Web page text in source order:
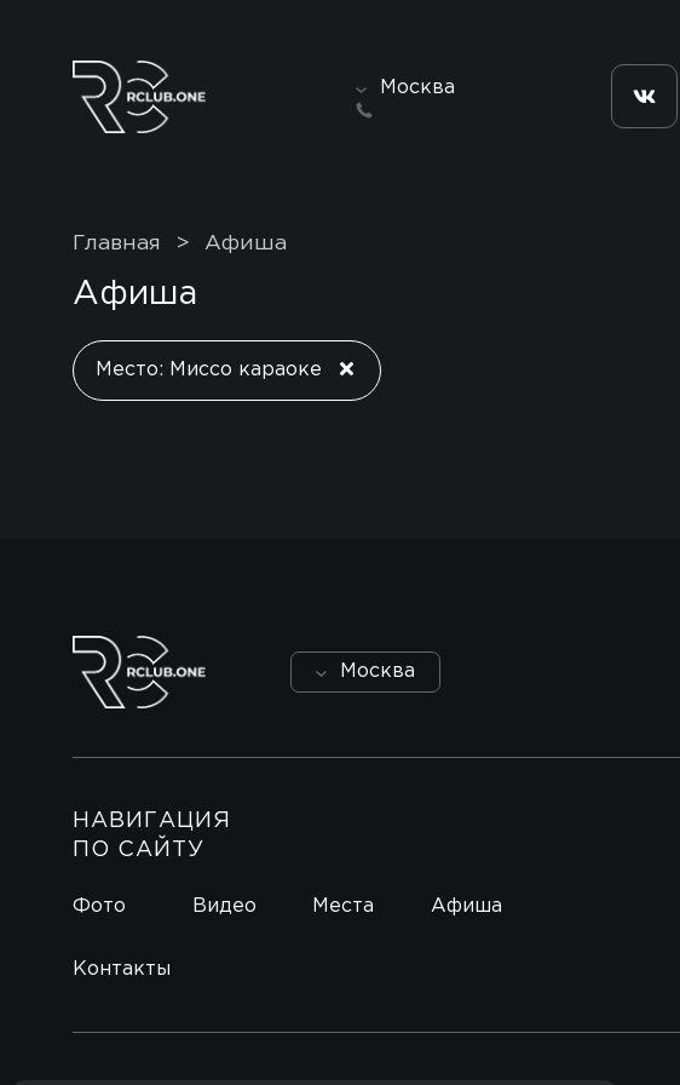
Москва
Главная > Афиша
Афиша
Место: Миссо караоке
Москва
НАВИГАЦИЯ
ПО САЙТУ
Фото Видео Места Афиша
Контакты